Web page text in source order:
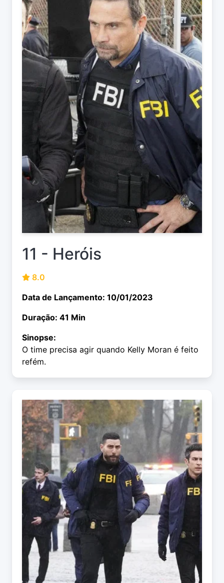
11 - Heróis
8.0
Data de Lançamento: 10/01/2023
Duração: 41 Min
Sinopse:
O time precisa agir quando Kelly Moran é feito
refém.